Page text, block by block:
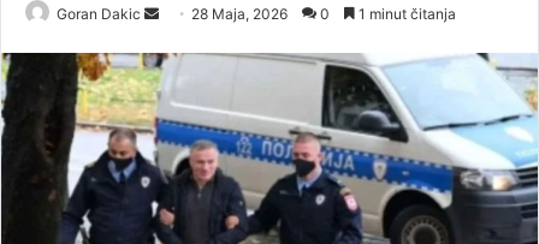
Goran Dakic
n
d
a
e
m
28 Maja, 2026 0 1 minut čitanja